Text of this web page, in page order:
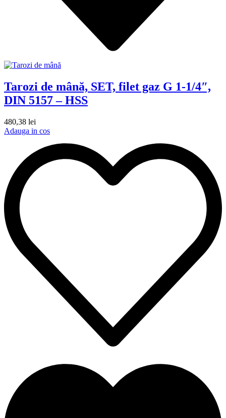
Tarozi de mână, SET, filet gaz G 1-1/4″,
DIN 5157 – HSS
480,38 lei
Adauga in cos